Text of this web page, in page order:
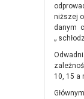
niższej
danym
„
10, 15 a